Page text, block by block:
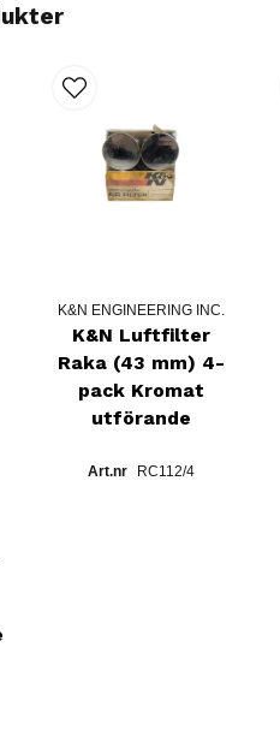
K&N ENGINEERING INC.
K&N Luftfilter
Raka (43 mm) 4-
pack Kromat
utförande
RC112/4